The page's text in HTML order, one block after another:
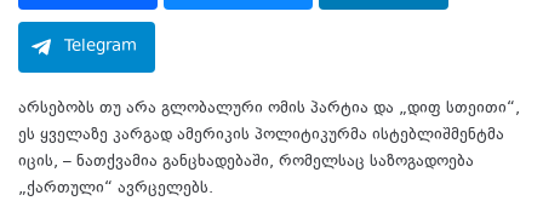
Telegram
არსებობს თუ არა გლობალური ომის პარტია და „დიფ სთეითი“,
ეს ყველაზე კარგად ამერიკის პოლიტიკურმა ისტებლიშმენტმა
იცის, – ნათქვამია განცხადებაში, რომელსაც საზოგადოება
„ქართული“ ავრცელებს.